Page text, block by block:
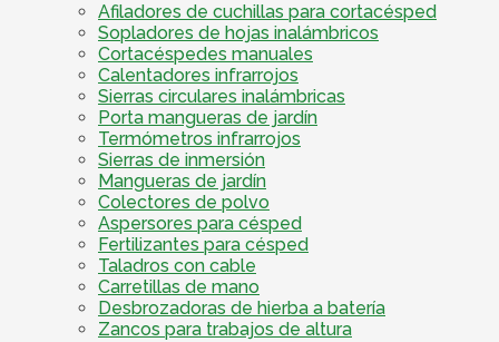
Afiladores de cuchillas para cortacésped
Sopladores de hojas inalámbricos
Cortacéspedes manuales
Calentadores infrarrojos
Sierras circulares inalámbricas
Porta mangueras de jardín
Termómetros infrarrojos
Sierras de inmersión
Mangueras de jardín
Colectores de polvo
Aspersores para césped
Fertilizantes para césped
Taladros con cable
Carretillas de mano
Desbrozadoras de hierba a batería
Zancos para trabajos de altura